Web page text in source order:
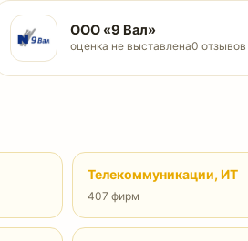
ООО «9 Вал»
оценка не выставлена0 отзывов
Телекоммуникации, ИТ
407 фирм